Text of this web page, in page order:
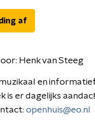
af
Henk van Steeg
en
is er dagelijks
openhuis@eo.nl